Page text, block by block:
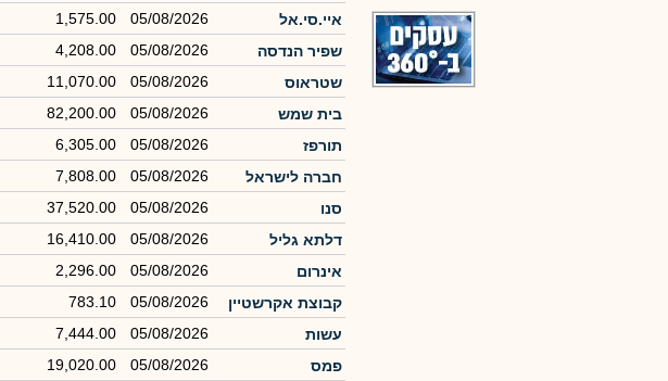
איי.סי.אל 05/08/2026
1,575.00
שפיר הנדסה
05/08/2026
4,208.00
שטראוס
05/08/2026
11,070.00
בית שמש
05/08/2026
82,200.00
תורפז
05/08/2026
6,305.00
חברה לישראל
05/08/2026
7,808.00
סנו
05/08/2026
37,520.00
דלתא גליל
05/08/2026
16,410.00
אינרום
05/08/2026
2,296.00
קבוצת אקרשטיין
05/08/2026
783.10
עשות
05/08/2026
7,444.00
פמס
05/08/2026
19,020.00